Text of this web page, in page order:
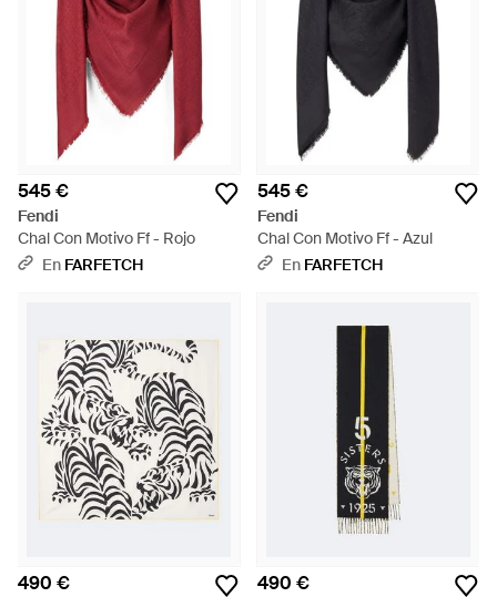
545 €
Fendi
Chal Con Motivo Ff - Rojo
En FARFETCH
545 €
Fendi
Chal Con Motivo Ff - Azul
En FARFETCH
490 € 490 €